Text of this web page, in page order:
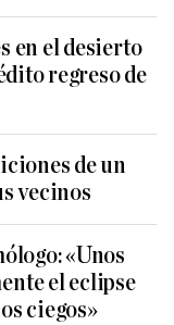
en el desierto
regreso de
de un
vecinos
«Unos
el eclipse
ciegos»